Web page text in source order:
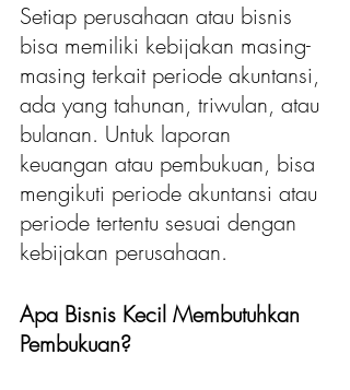
Setiap perusahaan atau bisnis
bisa memiliki kebijakan masing-
masing terkait periode akuntansi,
ada yang tahunan, triwulan, atau
bulanan. Untuk laporan
keuangan atau pembukuan, bisa
mengikuti periode akuntansi atau
periode tertentu sesuai dengan
kebijakan perusahaan.
Apa Bisnis Kecil Membutuhkan
Pembukuan?